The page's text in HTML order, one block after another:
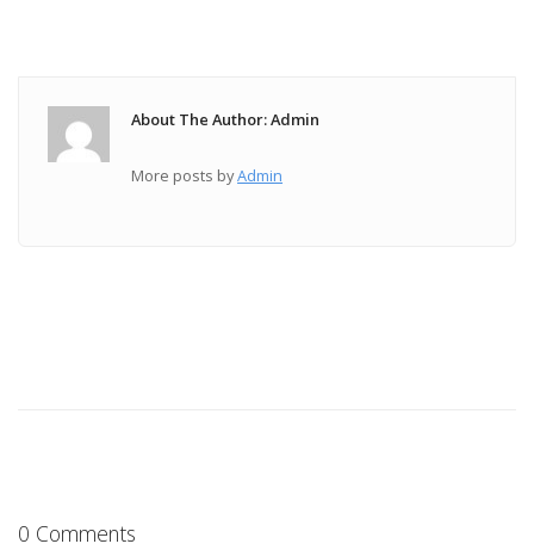
About The Author: Admin
More posts byAdmin
0 Comments